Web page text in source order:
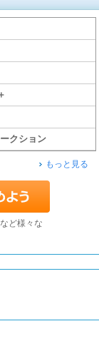
ークション
もっと見る
ど様々な